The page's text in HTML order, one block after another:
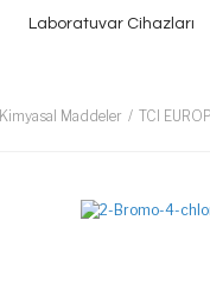
Laboratuvar Cihazları
Kimyasal Maddeler TCI